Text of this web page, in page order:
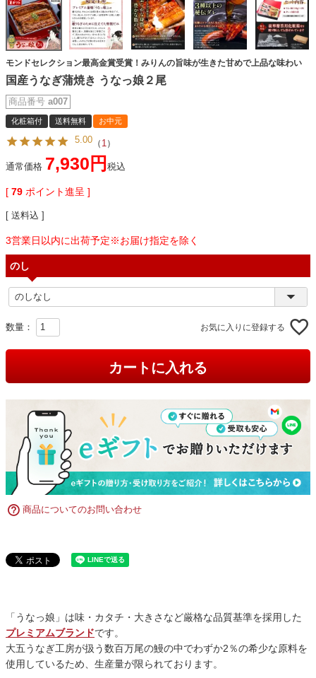
モンドセレクション最高金賞受賞！みりんの旨味が生きた甘めで上品な味わい
国産うなぎ蒲焼き うなっ娘２尾
商品番号 a007
化粧箱付 送料無料 お中元
5.00 （ 1 ）
通常価格 7,930 税込
[ 79 ポイント進呈 ]
送料込
3営業日以内に出荷予定※お届け指定を除く
のし
お気に入りに登録する
カートに入れる
商品についてのお問い合わせ
「うなっ娘」は味・カタチ・大きさなど厳格な品質基準を採用した
プレミアムブランドです。
大五うなぎ工房が扱う数百万尾の鰻の中でわずか2％の希少な原料を
使用しているため、生産量が限られております。